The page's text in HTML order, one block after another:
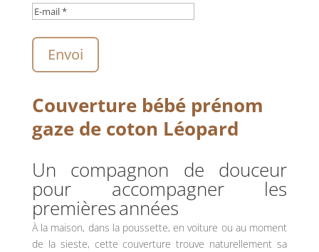
Envoi
Couverture bébé prénom
gaze de coton Léopard
Un
compagnon de douceur
pour accompagner les
premièresannées
À la maison, dans la poussette, en voiture ou au moment
de la sieste, cette couverture trouve naturellement sa